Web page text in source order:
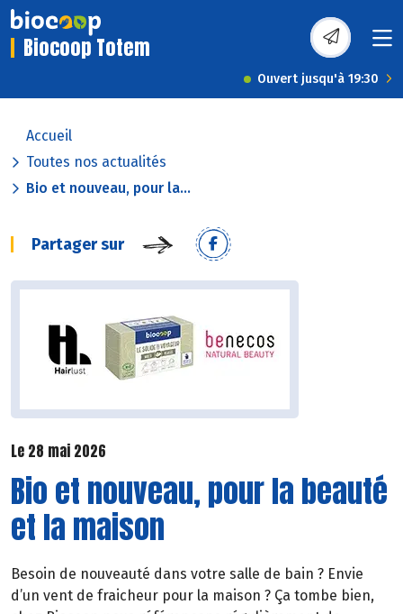
Biocoop Totem
Ouvert jusqu'à 19:30
Accueil
Toutes nos actualités
Bio et nouveau, pour la...
Partager sur
Le 28 mai 2026
Bio et nouveau, pour la beauté
et la maison
Besoin de nouveauté dans votre salle de bain ? Envie
d’un vent de fraicheur pour la maison ? Ça tombe bien,